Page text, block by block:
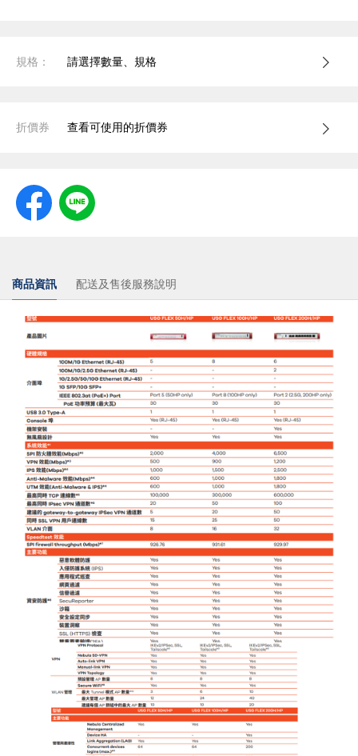
規格： 請選擇數量、規格
折價券 查看可使用的折價券
商品資訊 配送及售後服務說明